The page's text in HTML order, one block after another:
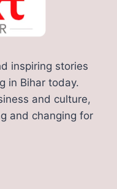
inspiring stories
in Bihar today.
and culture,
and changing for